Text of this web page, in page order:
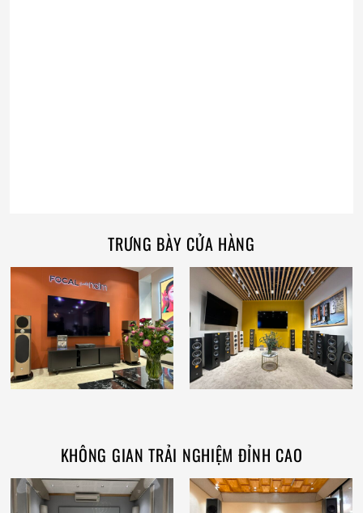
TRƯNG BÀY CỬA HÀNG
KHÔNG GIAN TRẢI NGHIỆM ĐỈNH CAO